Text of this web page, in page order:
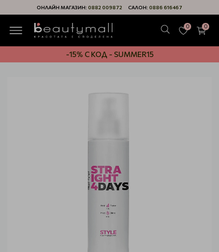
ОНЛАЙН МАГАЗИН: 0882 009872 САЛОН: 0886 616467
0 0
-15% С КОД - SUMMER15